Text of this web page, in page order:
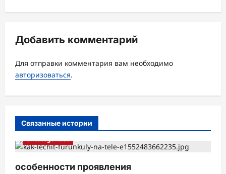
з
п
и
с
и
Добавить комментарий
Для отправки комментария вам необходимо
авторизоваться.
Связанные истории
Uncategorised
особенности проявления